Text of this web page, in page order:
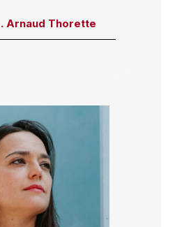
Arnaud Thorette